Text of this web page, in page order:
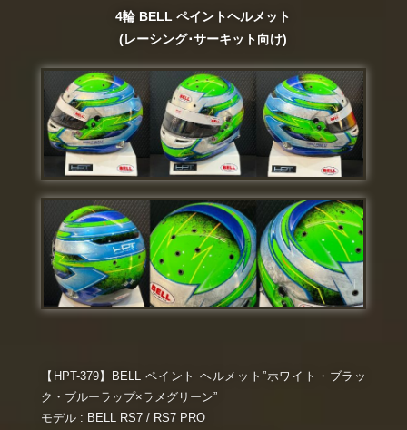
4輪 BELL ペイントヘルメット
(レーシング･サーキット向け)
【HPT-379】BELL ペイント ヘルメット”ホワイト・ブラッ
ク・ブルーラップ×ラメグリーン”
モデル : BELL RS7 / RS7 PRO